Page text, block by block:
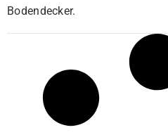
Bodendecker.